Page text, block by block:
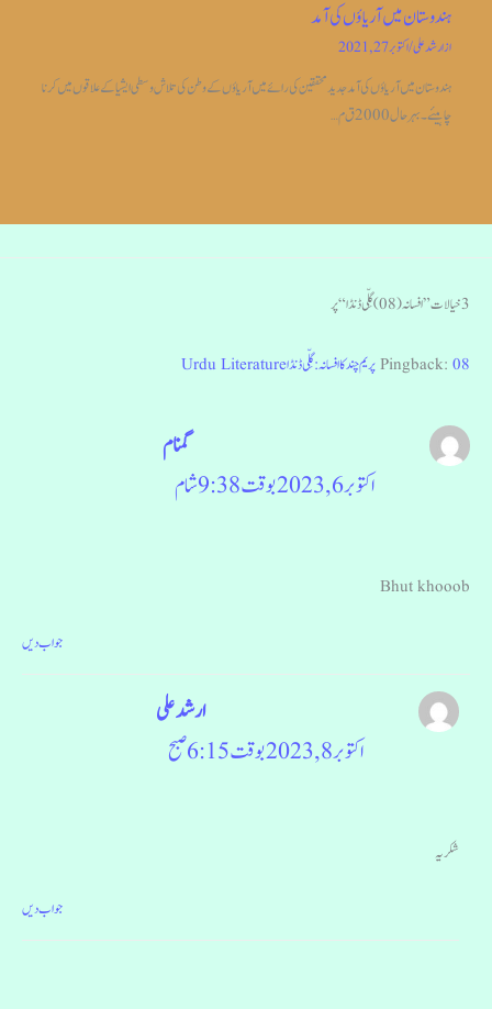
ہندوستان میں آریاؤں کی آمد
ازارشد علی/اکتوبر 27, 2021
ہندوستان میں آریاؤں کی آمد جدیدمحققین کی رائے میں آریاؤں کے وطن کی تلاش وسطی ایشیا کے علاقوں میں کرنا
چاہیئے۔بہر حال 2000 ق م…
3 خیالات ”افسانہ (08) گِلّی ڈنڈا“ پر
Pingback:08 پریم چند کا افسانہ :گِلّی ڈنڈا Urdu Literature
گمنام
اکتوبر 6, 2023 بوقت 9:38 شام
Bhut khooob
جواب دیں
ارشد علی
اکتوبر 8, 2023 بوقت 6:15 صبح
شکریہ
جواب دیں